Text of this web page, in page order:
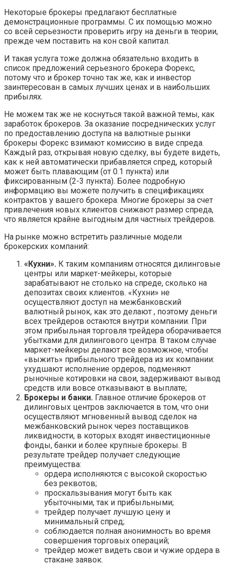
Некоторые брокеры предлагают бесплатные
демонстрационные программы. С их помощью можно
со всей серьезности проверить игру на деньги в теории,
прежде чем поставить на кон свой капитал.
И такая услуга тоже должна обязательно входить в
список предложений серьезного брокера Форекс,
потому что и брокер точно так же, как и инвестор
заинтересован в самых лучших ценах и в наибольших
прибылях.
Не можем так же не коснуться такой важной темы, как
заработок брокеров. За оказание посреднических услуг
по предоставлению доступа на валютные рынки
брокеры Форекс взимают комиссию в виде спреда.
Каждый раз, открывая новую сделку, вы будете видеть,
как к ней автоматически прибавляется спред, который
может быть плавающим (от 0.1 пункта) или
фиксированным (2-3 пункта). Более подробную
информацию вы можете получить в спецификациях
контрактов у вашего брокера. Многие брокеры за счет
привлечения новых клиентов снижают размер спреда,
что является крайне выгодным для частных трейдеров.
На рынке можно встретить различные модели
брокерских компаний:
«Кухни». К таким компаниям относятся дилинговые
центры или маркет-мейкеры, которые
зарабатывают не столько на спреде, сколько на
депозитах своих клиентов. «Кухни» не
осуществляют доступ на межбанковский
валютный рынок, как это делают , поэтому деньги
всех трейдеров остаются внутри компании. При
этом прибыльная торговля трейдера оборачивается
убытками для дилингового центра. В таком случае
маркет-мейкеры делают все возможное, чтобы
«выжить» прибыльного трейдера из их компании:
ухудшают исполнение ордеров, подменяют
рыночные котировки на свои, задерживают вывод
средств или вовсе отказывают в выплате;
Брокеры и банки. Главное отличие брокеров от
дилинговых центров заключается в том, что они
осуществляют мгновенный вывод сделок на
межбанковский рынок через поставщиков
ликвидности, в которых входят инвестиционные
фонды, банки и более крупные брокеры. В
результате трейдер получает следующие
преимущества:
ордера исполняются с высокой скоростью
без реквотов;
проскальзывания могут быть как
убыточными, так и прибыльными;
трейдер получает лучшую цену и
минимальный спред;
соблюдается полная анонимность во время
совершения торговых операций;
трейдер может видеть свои и чужие ордера в
стакане заявок.